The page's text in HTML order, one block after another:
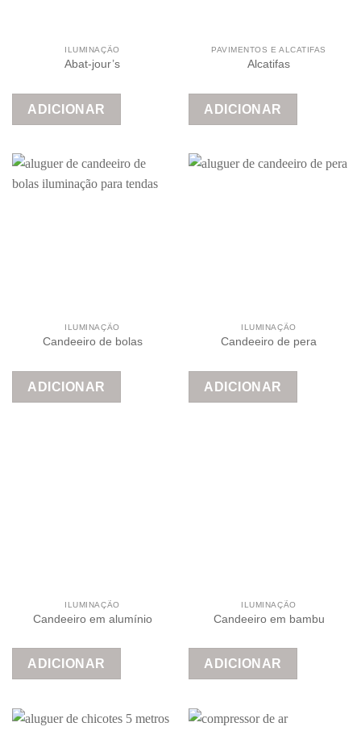
ILUMINAÇÃO
Abat-jour’s
ADICIONAR
PAVIMENTOS E ALCATIFAS
Alcatifas
ADICIONAR
ILUMINAÇÃO
Candeeiro de bolas
ADICIONAR
ILUMINAÇÃO
Candeeiro de pera
ADICIONAR
ILUMINAÇÃO
Candeeiro em alumínio
ADICIONAR
ILUMINAÇÃO
Candeeiro em bambu
ADICIONAR